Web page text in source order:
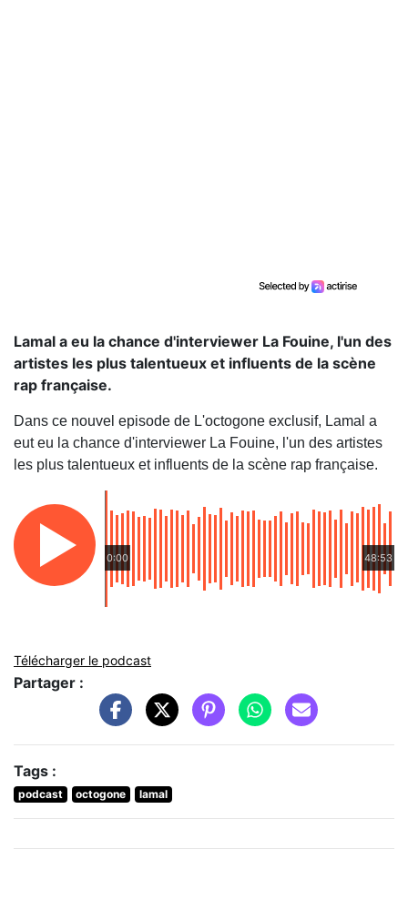
Lamal a eu la chance d'interviewer La Fouine, l'un des
artistes les plus talentueux et influents de la scène
rap française.
Dans ce nouvel episode de L'octogone exclusif, Lamal a
eut eu la chance d'interviewer La Fouine, l'un des artistes
les plus talentueux et influents de la scène rap française.
0:00 48:53
Télécharger le podcast
Partager :
Tags :
podcast octogone lamal